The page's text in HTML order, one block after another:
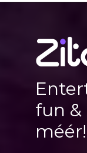
fun &
méér!